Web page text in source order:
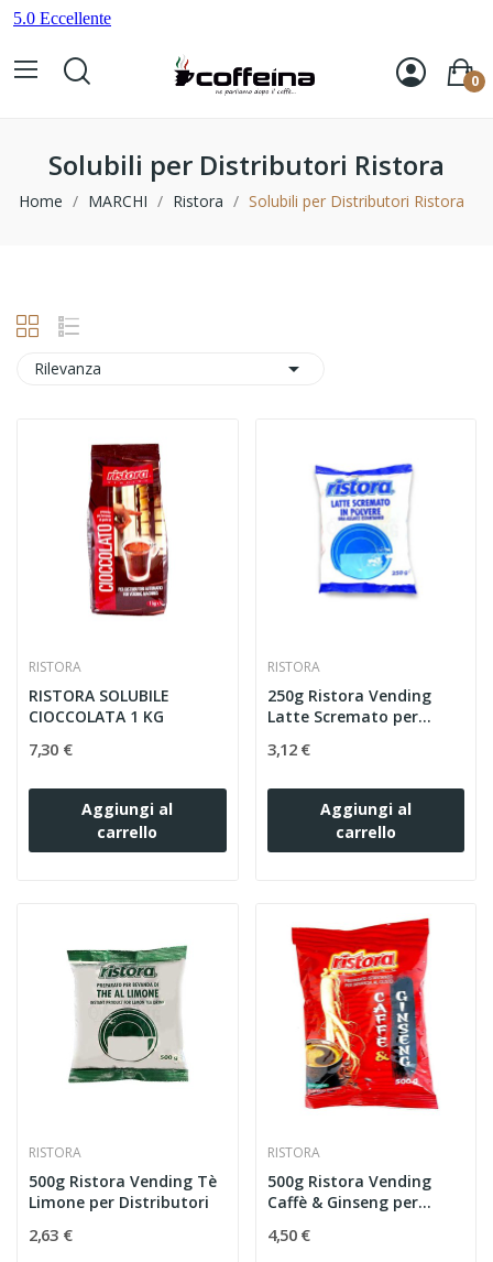
0
Solubili per Distributori Ristora
Home MARCHI Ristora Solubili per Distributori Ristora
Rilevanza 
RISTORA
RISTORA SOLUBILE
CIOCCOLATA 1 KG
7,30 €
Aggiungi al
carrello
RISTORA
250g Ristora Vending
Latte Scremato per...
3,12 €
Aggiungi al
carrello
RISTORA
500g Ristora Vending Tè
Limone per Distributori
2,63 €
RISTORA
500g Ristora Vending
Caffè & Ginseng per...
4,50 €